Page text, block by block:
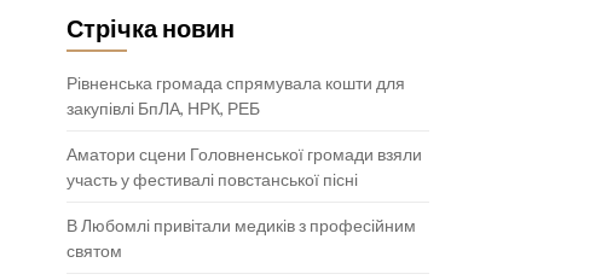
Стрічка новин
Рівненська громада спрямувала кошти для
закупівлі БпЛА, НРК, РЕБ
Аматори сцени Головненської громади взяли
участь у фестивалі повстанської пісні
В Любомлі привітали медиків з професійним
святом